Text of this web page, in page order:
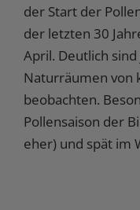
der Start der
der letzten 30
April. Deutlich
Naturräumen von
beobachten.
Pollensaison der
eher) und spät im